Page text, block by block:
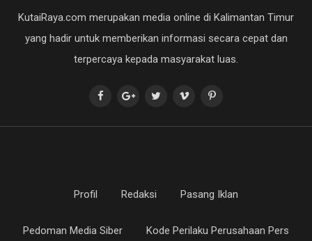
KutaiRaya.com merupakan media online di Kalimantan Timur
yang hadir untuk memberikan informasi secara cepat dan
terpercaya kepada masyarakat luas.
Profil Redaksi Pasang Iklan
Pedoman Media Siber Kode Perilaku Perusahaan Pers